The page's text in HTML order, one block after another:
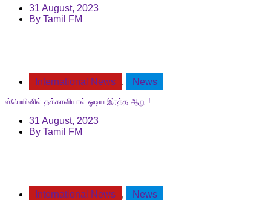
31 August, 2023
By Tamil FM
International News , News
ஸ்பெயினில் தக்காளியால் ஓடிய இரத்த ஆறு !
31 August, 2023
By Tamil FM
International News , News